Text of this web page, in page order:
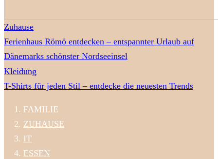
Zuhause
Ferienhaus Römö entdecken – entspannter Urlaub auf
Dänemarks schönster Nordseeinsel
Kleidung
T-Shirts für jeden Stil – entdecke die neuesten Trends
FAMILIE
ZUHAUSE
IT
ESSEN